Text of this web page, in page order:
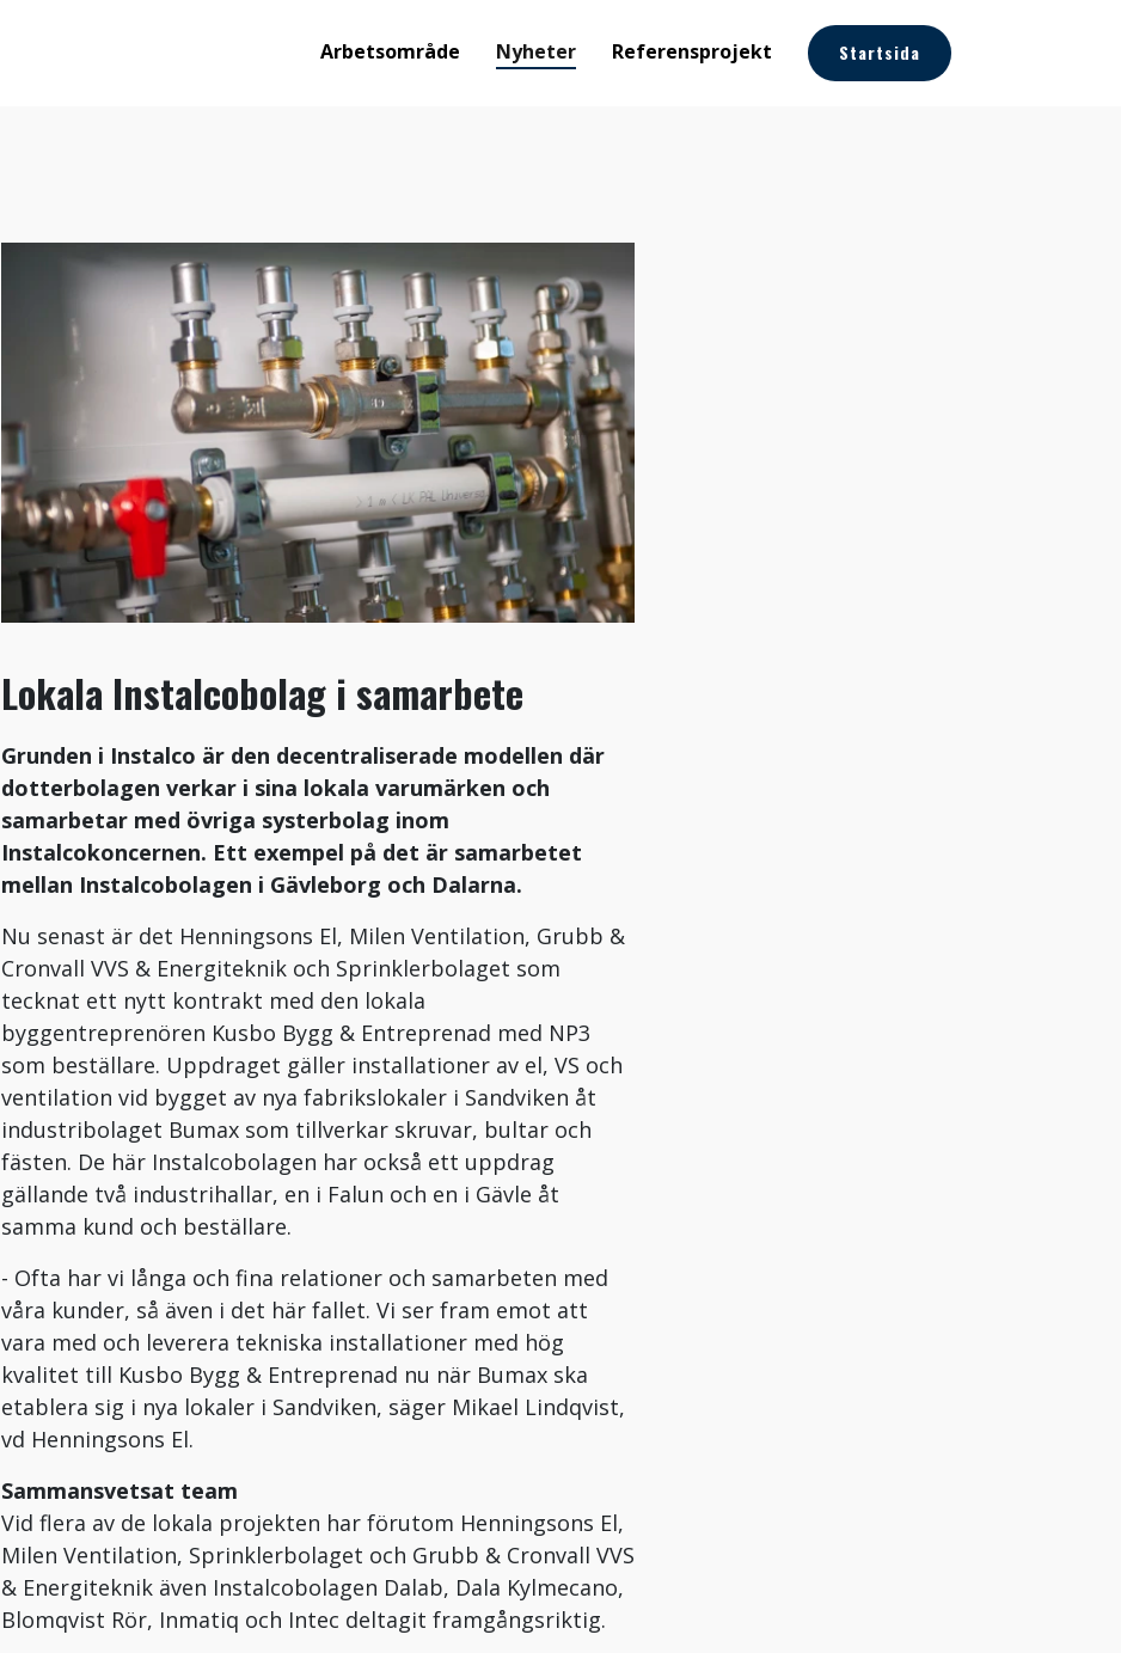
Arbetsområde Nyheter Referensprojekt Startsida
Lokala Instalcobolag i samarbete
Grunden i Instalco är den decentraliserade modellen där
dotterbolagen verkar i sina lokala varumärken och
samarbetar med övriga systerbolag inom
Instalcokoncernen. Ett exempel på det är samarbetet
mellan Instalcobolagen i Gävleborg och Dalarna.
Nu senast är det Henningsons El, Milen Ventilation, Grubb &
Cronvall VVS & Energiteknik och Sprinklerbolaget som
tecknat ett nytt kontrakt med den lokala
byggentreprenören Kusbo Bygg & Entreprenad med NP3
som beställare. Uppdraget gäller installationer av el, VS och
ventilation vid bygget av nya fabrikslokaler i Sandviken åt
industribolaget Bumax som tillverkar skruvar, bultar och
fästen. De här Instalcobolagen har också ett uppdrag
gällande två industrihallar, en i Falun och en i Gävle åt
samma kund och beställare.
- Ofta har vi långa och fina relationer och samarbeten med
våra kunder, så även i det här fallet. Vi ser fram emot att
vara med och leverera tekniska installationer med hög
kvalitet till Kusbo Bygg & Entreprenad nu när Bumax ska
etablera sig i nya lokaler i Sandviken, säger Mikael Lindqvist,
vd Henningsons El.
Sammansvetsat team
Vid flera av de lokala projekten har förutom Henningsons El,
Milen Ventilation, Sprinklerbolaget och Grubb & Cronvall VVS
& Energiteknik även Instalcobolagen Dalab, Dala Kylmecano,
Blomqvist Rör, Inmatiq och Intec deltagit framgångsriktig.